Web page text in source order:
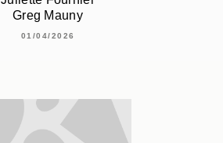
Greg Mauny
01/04/2026